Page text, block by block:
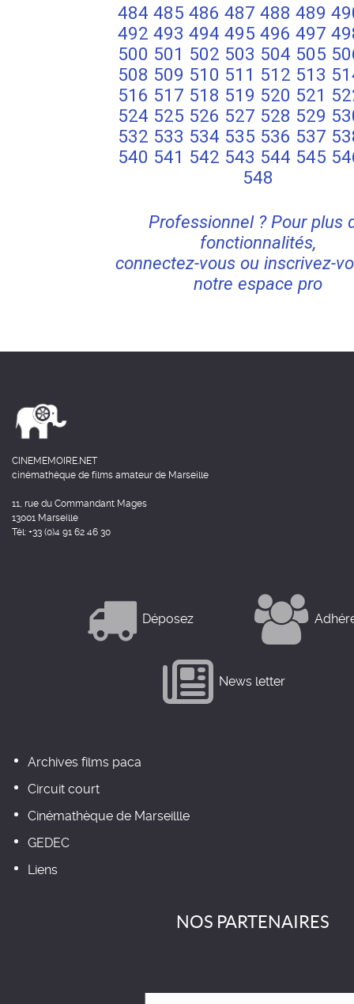
484 485 486 487 488 489
492 493 494 495 496 497
500 501 502 503 504 505
508 509 510 511 512 513
516 517 518 519 520 521
524 525 526 527 528 529
532 533 534 535 536 537
540 541 542 543 544 545
548
Professionnel ? Pour plus
fonctionnalités,
connectez-vous ou inscrivez-
notre espace pro
CINEMEMOIRE.NET
cinémathèque de films amateur de Marseille
11, rue du Commandant Mages
13001 Marseille
Tél: +33 (0)4 91 62 46 30
Déposez
News letter
Archives films paca
Circuit court
Cinémathèque de Marseillle
GEDEC
Liens
NOS PARTENAIRES